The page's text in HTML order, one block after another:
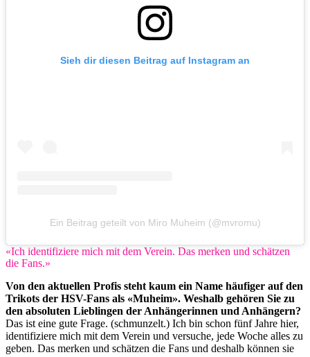
Sieh dir diesen Beitrag auf Instagram an
Ein Beitrag geteilt von Miro Muheim (@mvromu)
«Ich identifiziere mich mit dem Verein. Das merken und schätzen
die Fans.»
Von den aktuellen Profis steht kaum ein Name häufiger auf den
Trikots der HSV-Fans als «Muheim». Weshalb gehören Sie zu
den absoluten Lieblingen der Anhängerinnen und Anhängern?
Das ist eine gute Frage. (schmunzelt.) Ich bin schon fünf Jahre hier,
identifiziere mich mit dem Verein und versuche, jede Woche alles zu
geben. Das merken und schätzen die Fans und deshalb können sie